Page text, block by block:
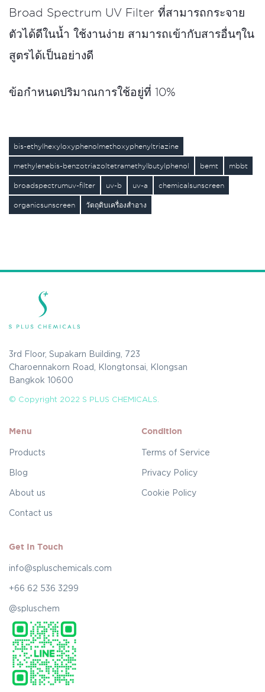
Broad Spectrum UV Filter ที่สามารถกระจาย
ตัวได้ดีในน้ำ ใช้งานง่าย สามารถเข้ากับสารอื่นๆใน
สูตรได้เป็นอย่างดี
ข้อกำหนดปริมาณการใช้อยู่ที่ 10%
bis-ethylhexyloxyphenolmethoxyphenyltriazine
methylenebis-benzotriazoltetramethylbutylphenol bemt mbbt
broadspectrumuv-filter uv-b uv-a chemicalsunscreen
organicsunscreen วัตถุดิบเครื่องสำอาง
3rd Floor, Supakarn Building, 723
Charoennakorn Road, Klongtonsai, Klongsan
Bangkok 10600
© Copyright 2022 S PLUS CHEMICALS.
Menu
Products
Blog
About us
Contact us
Condition
Terms of Service
Privacy Policy
Cookie Policy
Get In Touch
info@spluschemicals.com
+66 62 536 3299
@spluschem